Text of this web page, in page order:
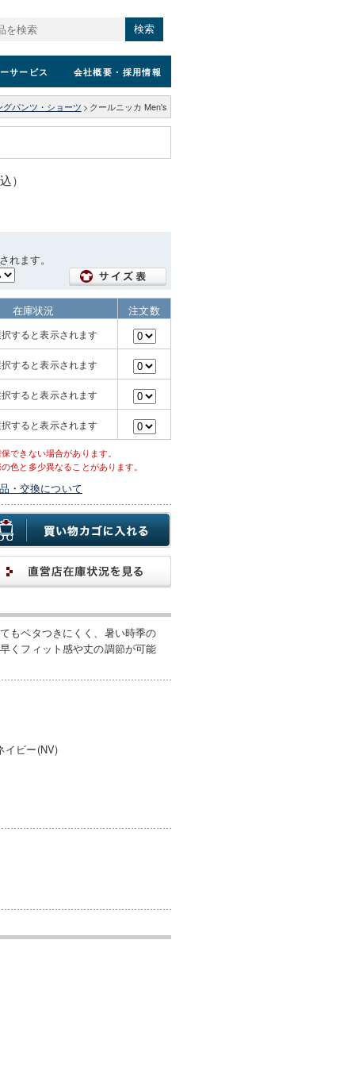
検索
サービス 会社概要 ・採用情報
グパンツ・ショーツ > クールニッカ Men's
）
れます。
在庫状況
注文数
すると表示されます
すると表示されます
すると表示されます
すると表示されます
できない場合があります。
色と多少異なることがあります。
・交換について
もベタつきにくく、暑い時季の
くフィット感や丈の調節が可能
イビー(NV)